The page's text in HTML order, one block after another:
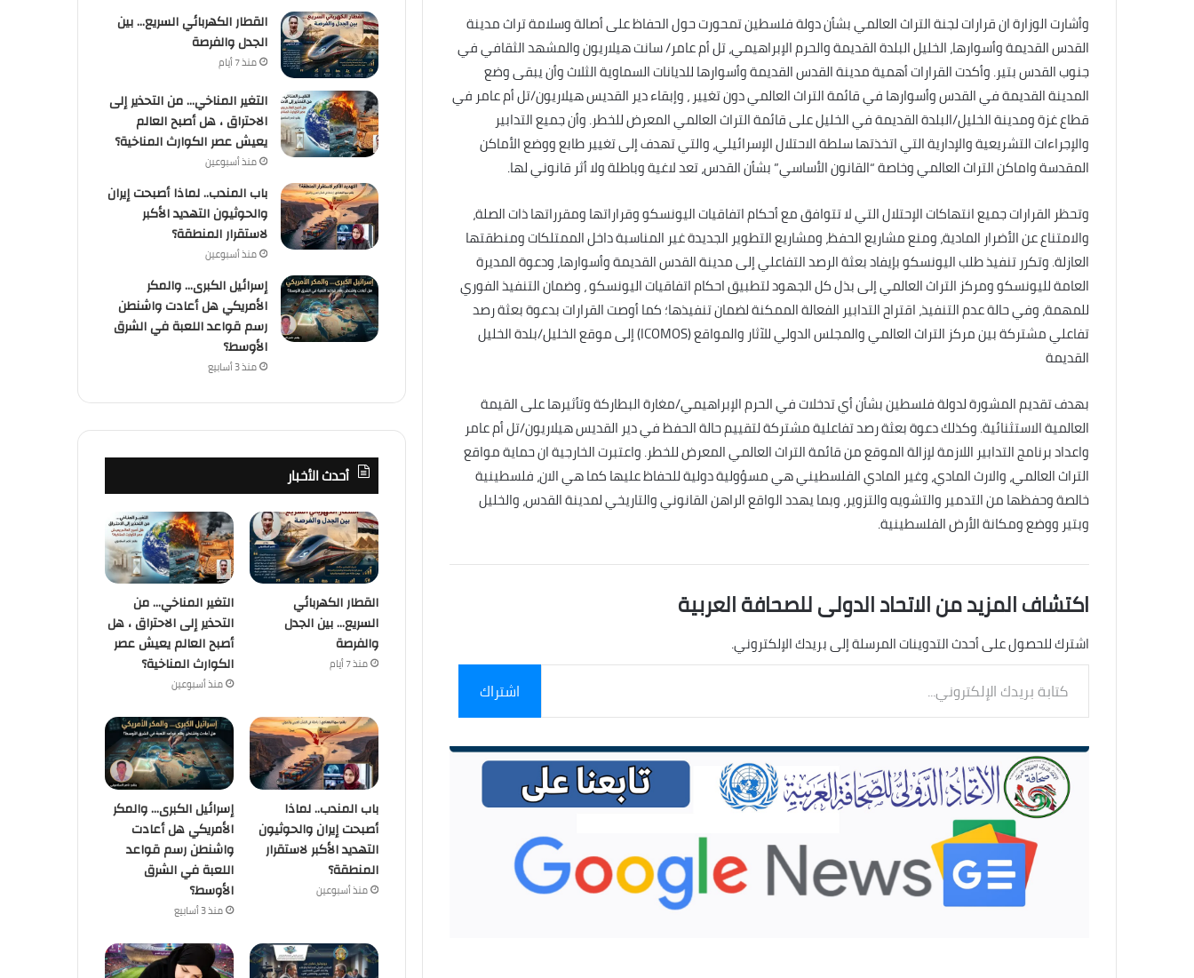
وأشارت الوزارة ان قرارات لجنة التراث العالمي بشأن دولة فلسطين تمحورت حول الحفاظ على أصالة وسلامة تراث مدينة
القدس القديمة وأسوارها، الخليل البلدة القديمة والحرم الإبراهيمي، تل أم عامر/ سانت هيلاريون والمشهد الثقافي في
جنوب القدس بتير. وأكدت القرارات أهمية مدينة القدس القديمة وأسوارها للديانات السماوية الثلاث وأن يبقى وضع
المدينة القديمة في القدس وأسوارها في قائمة التراث العالمي دون تغيير ، وإبقاء دير القديس هيلاريون/تل أم عامر في
قطاع غزة ومدينة الخليل/البلدة القديمة في الخليل على قائمة التراث العالمي المعرض للخطر. وأن جميع التدابير
والإجراءات التشريعية والإدارية التي اتخذتها سلطة الاحتلال الإسرائيلي، والتي تهدف إلى تغيير طابع ووضع الأماكن
المقدسة واماكن التراث العالمي وخاصة “القانون الأساسي” بشأن القدس، تعد لاغية وباطلة ولا أثر قانوني لها.
وتحظر القرارات جميع انتهاكات الإحتلال التي لا تتوافق مع أحكام اتفاقيات اليونسكو وقراراتها ومقرراتها ذات الصلة،
والامتناع عن الأضرار المادية، ومنع مشاريع الحفظ، ومشاريع التطوير الجديدة غير المناسبة داخل الممتلكات ومنطقتها
العازلة. وتكرر تنفيذ طلب اليونسكو بإيفاد بعثة الرصد التفاعلي إلى مدينة القدس القديمة وأسوارها، ودعوة المديرة
العامة لليونسكو ومركز التراث العالمي إلى بذل كل الجهود لتطبيق احكام اتفاقيات اليونسكو ، وضمان التنفيذ الفوري
للمهمة، وفي حالة عدم التنفيذ، اقتراح التدابير الفعالة الممكنة لضمان تنفيذها؛ كما أوصت القرارات بدعوة بعثة رصد
تفاعلي مشتركة بين مركز التراث العالمي والمجلس الدولي للآثار والمواقع (ICOMOS) إلى موقع الخليل/بلدة الخليل
القديمة
بهدف تقديم المشورة لدولة فلسطين بشأن أي تدخلات في الحرم الإبراهيمي/مغارة البطاركة وتأثيرها على القيمة
العالمية الاستثنائية. وكذلك دعوة بعثة رصد تفاعلية مشتركة لتقييم حالة الحفظ في دير القديس هيلاريون/تل أم عامر
واعداد برنامج التدابير اللازمة لإزالة الموقع من قائمة التراث العالمي المعرض للخطر. واعتبرت الخارجية ان حماية مواقع
التراث العالمي، والارث المادي، وغير المادي الفلسطيني هي مسؤولية دولية للحفاظ عليها كما هي الان، فلسطينية
خالصة وحفظها من التدمير والتشويه والتزوير، وبما يهدد الواقع الراهن القانوني والتاريخي لمدينة القدس، والخليل
وبتير ووضع ومكانة الأرض الفلسطينية.
اكتشاف المزيد من الاتحاد الدولى للصحافة العربية
اشترك للحصول على أحدث التدوينات المرسلة إلى بريدك الإلكتروني.
الإلكتروني...
اشتراك
القطار الكهربائي السريع… بين
الجدل والفرصة
منذ 7 أيام
التغير المناخي… من التحذير إلى
الاحتراق ، هل أصبح العالم
يعيش عصر الكوارث المناخية؟
منذ أسبوعين
باب المندب.. لماذا أصبحت إيران
والحوثيون التهديد الأكبر
لاستقرار المنطقة؟
منذ أسبوعين
إسرائيل الكبرى… والمكر
الأمريكي هل أعادت واشنطن
رسم قواعد اللعبة في الشرق
الأوسط؟
منذ 3 أسابيع
أحدث الأخبار
القطار الكهربائي
السريع… بين الجدل
والفرصة
منذ 7 أيام
التغير المناخي… من
التحذير إلى الاحتراق ، هل
أصبح العالم يعيش عصر
الكوارث المناخية؟
منذ أسبوعين
باب المندب.. لماذا
أصبحت إيران والحوثيون
التهديد الأكبر لاستقرار
المنطقة؟
منذ أسبوعين
إسرائيل الكبرى… والمكر
الأمريكي هل أعادت
واشنطن رسم قواعد
اللعبة في الشرق
الأوسط؟
منذ 3 أسابيع